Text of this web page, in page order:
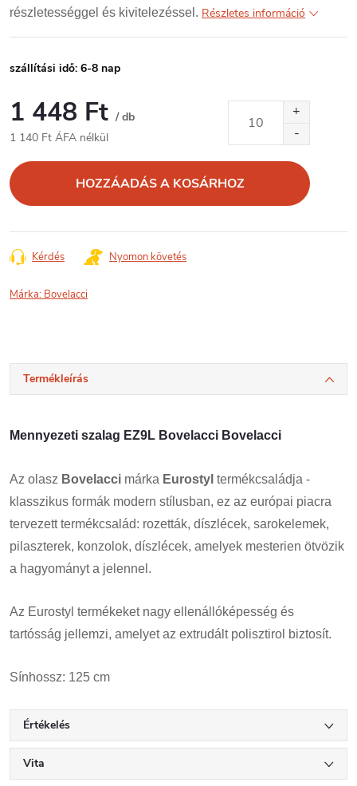
részletességgel és kivitelezéssel. Részletes információ
szállítási idő: 6-8 nap
1 448 Ft / db
1 140 Ft ÁFA nélkül
HOZZÁADÁS A KOSÁRHOZ
Kérdés Nyomon követés
Márka: Bovelacci
Termékleírás
Mennyezeti szalag EZ9L Bovelacci Bovelacci
Az olasz Bovelacci márka Eurostyl termékcsaládja -
klasszikus formák modern stílusban, ez az európai piacra
tervezett termékcsalád: rozetták, díszlécek, sarokelemek,
pilaszterek, konzolok, díszlécek, amelyek mesterien ötvözik
a hagyományt a jelennel.
Az Eurostyl termékeket nagy ellenállóképesség és
tartósság jellemzi, amelyet az extrudált polisztirol biztosít.
Sínhossz: 125 cm
Értékelés
Vita